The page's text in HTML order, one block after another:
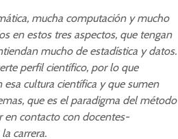
mucha computación y mucho
en estos tres aspectos, que tengan
mucho de estadística y datos.
perfil científico, por lo que
cultura científica y que sumen
que es el paradigma del método
en contacto con docentes-
carrera.